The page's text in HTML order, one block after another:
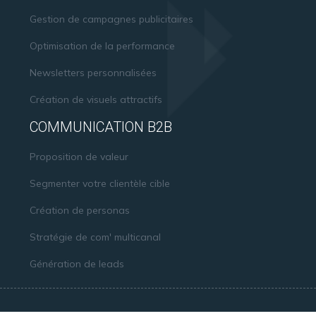
Gestion de campagnes publicitaires
Optimisation de la performance
Newsletters personnalisées
Création de visuels attractifs
COMMUNICATION B2B
Proposition de valeur
Segmenter votre clientèle cible
Création de personas
Stratégie de com' multicanal
Génération de leads